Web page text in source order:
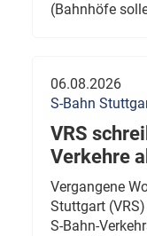
(Bahnhöfe
06.08.2026
S-Bahn
VRS
Verkehre
Vergangene
Stuttgart
S-Bahn-